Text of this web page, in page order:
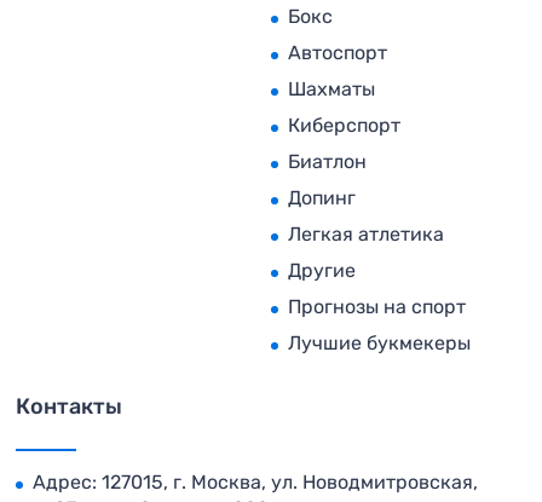
Бокс
Автоспорт
Шахматы
Киберспорт
Биатлон
Допинг
Легкая атлетика
Другие
Прогнозы на спорт
Лучшие букмекеры
Контакты
Адрес: 127015, г. Москва, ул. Новодмитровская,